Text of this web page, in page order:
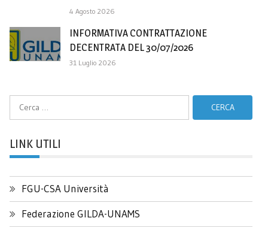
4 Agosto 2026
INFORMATIVA CONTRATTAZIONE
DECENTRATA DEL 30/07/2026
31 Luglio 2026
LINK UTILI
FGU-CSA Università
Federazione GILDA-UNAMS